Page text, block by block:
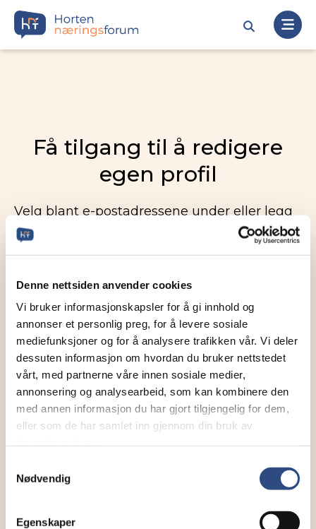
Denne nettsiden anvender cookies
Vi bruker informasjonskapsler for å gi innhold og
annonser et personlig preg, for å levere sosiale
mediefunksjoner og for å analysere trafikken vår. Vi deler
dessuten informasjon om hvordan du bruker nettstedet
vårt, med partnerne våre innen sosiale medier,
annonsering og analysearbeid, som kan kombinere den
med annen informasjon du har gjort tilgjengelig for dem,
eller som de har samlet inn gjennom din bruk av
Nødvendig
Egenskaper
Få tilgang til å redigere
egen profil
Velg blant e-postadressene under eller legg
inn en ny. Vi sender deretter en link til denne
e-postadressen slik at dere kan redigere
Send tilgang til
Annen - Skriv inn e-postadresse selv
SEND